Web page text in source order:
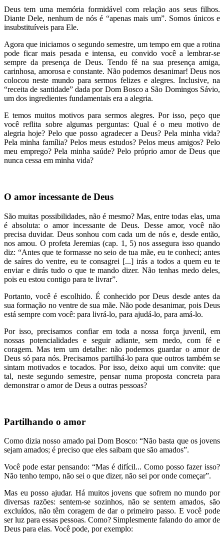
Deus tem uma memória formidável com relação aos seus filhos.
Diante Dele, nenhum de nós é “apenas mais um”. Somos únicos e
insubstituíveis para Ele.
Agora que iniciamos o segundo semestre, um tempo em que a rotina
pode ficar mais pesada e intensa, eu convido você a lembrar-se
sempre da presença de Deus. Tendo fé na sua presença amiga,
carinhosa, amorosa e constante. Não podemos desanimar! Deus nos
colocou neste mundo para sermos felizes e alegres. Inclusive, na
“receita de santidade” dada por Dom Bosco a São Domingos Sávio,
um dos ingredientes fundamentais era a alegria.
E temos muitos motivos para sermos alegres. Por isso, peço que
você reflita sobre algumas perguntas: Qual é o meu motivo de
alegria hoje? Pelo que posso agradecer a Deus? Pela minha vida?
Pela minha família? Pelos meus estudos? Pelos meus amigos? Pelo
meu emprego? Pela minha saúde? Pelo próprio amor de Deus que
nunca cessa em minha vida?
O amor incessante de Deus
São muitas possibilidades, não é mesmo? Mas, entre todas elas, uma
é absoluta: o amor incessante de Deus. Desse amor, você não
precisa duvidar. Deus sonhou com cada um de nós e, desde então,
nos amou. O profeta Jeremias (cap. 1, 5) nos assegura isso quando
diz: “Antes que te formasse no seio de tua mãe, eu te conheci; antes
de saíres do ventre, eu te consagrei [...] irás a todos a quem eu te
enviar e dirás tudo o que te mando dizer. Não tenhas medo deles,
pois eu estou contigo para te livrar”.
Portanto, você é escolhido. É conhecido por Deus desde antes da
sua formação no ventre de sua mãe. Não pode desanimar, pois Deus
está sempre com você: para livrá-lo, para ajudá-lo, para amá-lo.
Por isso, precisamos confiar em toda a nossa força juvenil, em
nossas potencialidades e seguir adiante, sem medo, com fé e
coragem. Mas tem um detalhe: não podemos guardar o amor de
Deus só para nós. Precisamos partilhá-lo para que outros também se
sintam motivados e tocados. Por isso, deixo aqui um convite: que
tal, neste segundo semestre, pensar numa proposta concreta para
demonstrar o amor de Deus a outras pessoas?
Partilhando o amor
Como dizia nosso amado pai Dom Bosco: “Não basta que os jovens
sejam amados; é preciso que eles saibam que são amados”.
Você pode estar pensando: “Mas é difícil... Como posso fazer isso?
Não tenho tempo, não sei o que dizer, não sei por onde começar”.
Mas eu posso ajudar. Há muitos jovens que sofrem no mundo por
diversas razões: sentem-se sozinhos, não se sentem amados, são
excluídos, não têm coragem de dar o primeiro passo. E você pode
ser luz para essas pessoas. Como? Simplesmente falando do amor de
Deus para elas. Você pode, por exemplo: